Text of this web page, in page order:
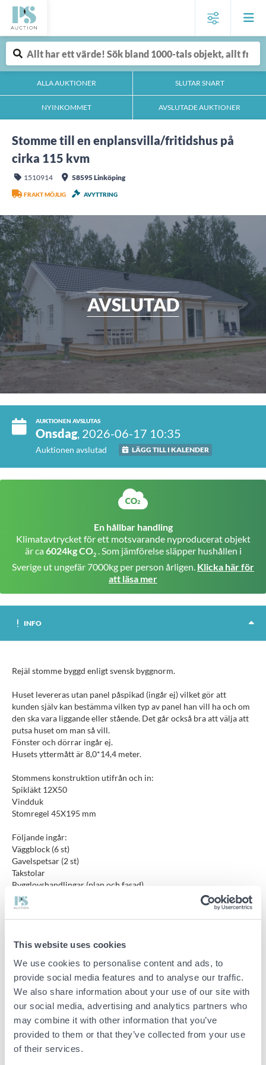
This website uses cookies
We use cookies to personalise content and ads, to
provide social media features and to analyse our traffic.
We also share information about your use of our site with
our social media, advertising and analytics partners who
may combine it with other information that you’ve
provided to them or that they’ve collected from your use
of their services.
ALLA AUKTIONER SLUTAR SNART
NYINKOMMET AVSLUTADE AUKTIONER
Stomme till en enplansvilla/fritidshus på
cirka 115 kvm
1510914 58595 Linköping
FRAKT MÖJLIG AVYTTRING
AVSLUTAD
AUKTIONEN AVSLUTAS
Onsdag, 2026-06-17 10:35
Auktionen avslutad LÄGG TILL I KALENDER
En hållbar handling
Klimatavtrycket för ett motsvarande nyproducerat objekt
är ca 6024kg CO2 . Som jämförelse släpper hushållen i
Sverige ut ungefär 7000kg per person årligen. Klicka här för
att läsa mer
INFO
Rejäl stomme byggd enligt svensk byggnorm.
Huset levereras utan panel påspikad (ingår ej) vilket gör att
kunden själv kan bestämma vilken typ av panel han vill ha och om
den ska vara liggande eller stående. Det går också bra att välja att
putsa huset om man så vill.
Fönster och dörrar ingår ej.
Husets yttermått är 8,0*14,4 meter.
Stommens konstruktion utifrån och in:
Spikläkt 12X50
Vindduk
Stomregel 45X195 mm
Följande ingår:
Väggblock (6 st)
Gavelspetsar (2 st)
Takstolar
Bygglovshandlingar (plan och fasad)
Allt packat i paket täckta med lättviktspress.
hämtas tre veckor efter auktionsavslut.
Bodarna levereras alltid omålade men grundmålad fasad kan
beställas till om så önskas.
Önskas frakt ta kontakt med säljare.
Stommarna finns ej färdiga utan byggs efter vunnen auktion. Detta för
att du som kund skall få möjlighet att eventuellt ändra eller kunna lägga